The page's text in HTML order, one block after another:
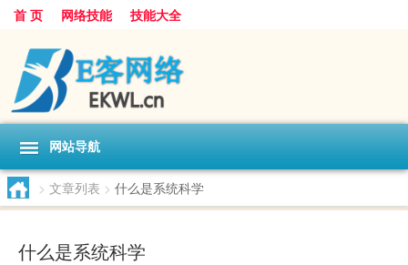
首 页 网络技能 技能大全
网站导航
> 文章列表 > 什么是系统科学
什么是系统科学